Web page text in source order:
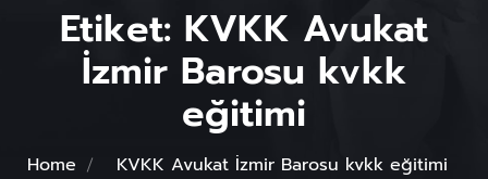
Etiket: KVKK Avukat
İzmir Barosu kvkk
eğitimi
Home KVKK Avukat İzmir Barosu kvkk eğitimi